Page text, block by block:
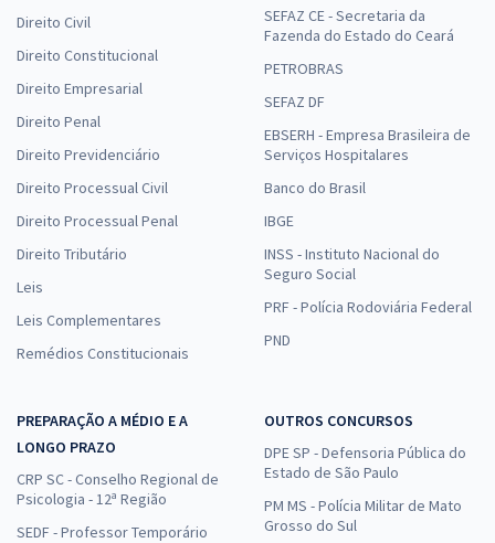
Direito Civil
Direito Constitucional
Direito Empresarial
Direito Penal
Direito Previdenciário
Direito Processual Civil
Direito Processual Penal
Direito Tributário
Leis
Leis Complementares
Remédios Constitucionais
SEFAZ CE - Secretaria da
Fazenda do Estado do Ceará
PETROBRAS
SEFAZ DF
EBSERH - Empresa Brasileira de
Serviços Hospitalares
Banco do Brasil
IBGE
INSS - Instituto Nacional do
Seguro Social
PRF - Polícia Rodoviária Federal
PND
PREPARAÇÃO A MÉDIO E A
LONGO PRAZO
CRP SC - Conselho Regional de
Psicologia - 12ª Região
SEDF - Professor Temporário
OUTROS CONCURSOS
DPE SP - Defensoria Pública do
Estado de São Paulo
PM MS - Polícia Militar de Mato
Grosso do Sul